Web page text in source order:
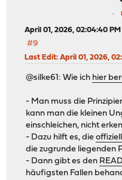
April 01, 2026, 02:04:40 PM
#9
Last Edit: April 01, 2026,
@silke61: Wie ich hier
- Man muss die
kann man die kleinen
einschleichen, nicht
- Dazu hilft es, die
die zugrunde liegenden
- Dann gibt es den
häufigsten Fallen